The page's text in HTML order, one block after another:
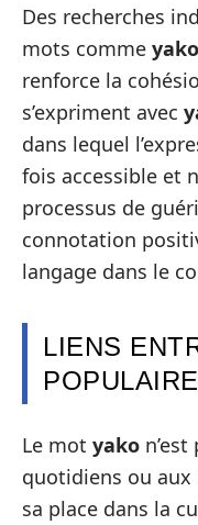
Des recherches
mots comme yako
renforce la
s’expriment avec
dans lequel
fois accessible et
processus de
connotation
langage dans le
LIENS
Le mot yako
quotidiens ou
sa place dans la